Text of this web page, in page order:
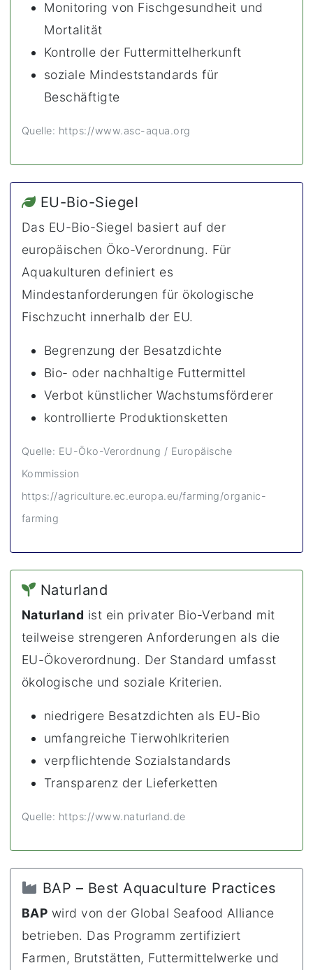
Monitoring von Fischgesundheit und
Mortalität
Kontrolle der Futtermittelherkunft
soziale Mindeststandards für
Beschäftigte
Quelle: https://www.asc-aqua.org
EU-Bio-Siegel
Das EU-Bio-Siegel basiert auf der
europäischen Öko-Verordnung. Für
Aquakulturen definiert es
Mindestanforderungen für ökologische
Fischzucht innerhalb der EU.
Begrenzung der Besatzdichte
Bio- oder nachhaltige Futtermittel
Verbot künstlicher Wachstumsförderer
kontrollierte Produktionsketten
Quelle: EU-Öko-Verordnung / Europäische
Kommission
https://agriculture.ec.europa.eu/farming/organic-
farming
Naturland
Naturland ist ein privater Bio-Verband mit
teilweise strengeren Anforderungen als die
EU-Ökoverordnung. Der Standard umfasst
ökologische und soziale Kriterien.
niedrigere Besatzdichten als EU-Bio
umfangreiche Tierwohlkriterien
verpflichtende Sozialstandards
Transparenz der Lieferketten
Quelle: https://www.naturland.de
BAP – Best Aquaculture Practices
BAP wird von der Global Seafood Alliance
betrieben. Das Programm zertifiziert
Farmen, Brutstätten, Futtermittelwerke und